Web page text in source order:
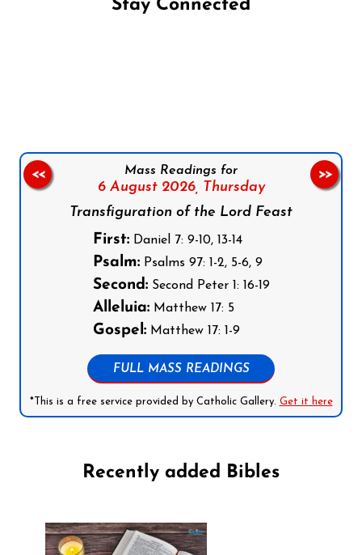
Stay Connected
Mass Readings for
6 August 2026,
Thursday
Transfiguration of the Lord Feast
First:Daniel 7: 9-10, 13-14
Psalm:Psalms 97: 1-2, 5-6, 9
Second:Second Peter 1: 16-19
Alleluia:Matthew 17: 5
Gospel:Matthew 17: 1-9
FULL MASS READINGS
*This is a free service provided by Catholic Gallery. Get it here
<< >>
Recently added Bibles